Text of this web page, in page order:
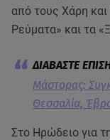
από τους Xάρη και
Ρεύματα» και τα
Μάστορας:
Θεσσαλία,
Στο Ηρώδειο για